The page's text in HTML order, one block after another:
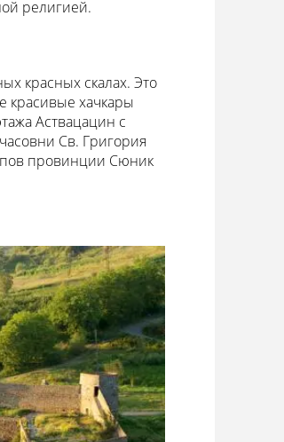
религией.
красных скалах. Это
красивые хачкары
Аствацацин с
Св. Григория
провинции Сюник